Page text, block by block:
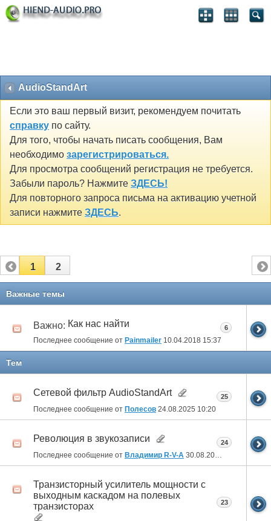
AudioStandArt
Если это ваш первый визит, рекомендуем почитать
справку по сайту.
Для того, чтобы начать писать сообщения, Вам
необходимо зарегистрироваться.
Для просмотра сообщений регистрация не требуется.
Забыли пароль? Нажмите ЗДЕСЬ!
Для повторного запроса письма на активацию учетной
записи нажмите ЗДЕСЬ.
1 2
Важные темы
Важно: Как нас найти
Последнее сообщение от Painmailer 10.04.2018 15:37
6
Тем
Сетевой фильтр AudioStandArt
Последнее сообщение от Полесов 24.08.2025 10:20
25
Революция в звукозаписи
Последнее сообщение от Владимир R-V-A 30.08.2024
24
Транзисторный усилитель мощности с
выходным каскадом на полевых
транзисторах
23